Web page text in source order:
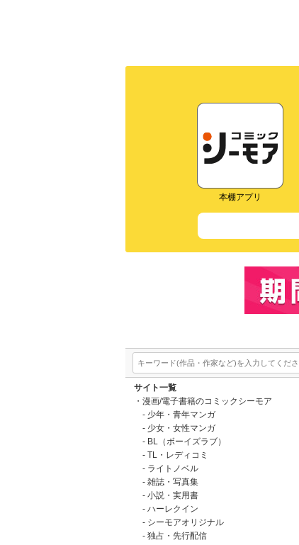
本棚アプリ
サイト一覧
漫画/電子書籍のコミックシーモア
少年・青年マンガ
少女・女性マンガ
BL（ボーイズラブ）
TL・レディコミ
ライトノベル
雑誌・写真集
小説・実用書
ハーレクイン
シーモアオリジナル
独占・先行配信